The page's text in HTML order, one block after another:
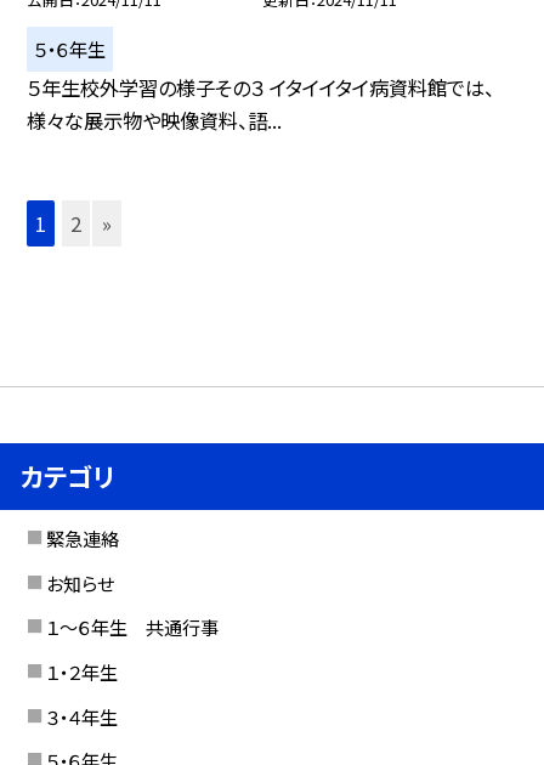
５・６年生
５年生校外学習の様子その３ イタイイタイ病資料館では、
様々な展示物や映像資料、語...
1 2 »
カテゴリ
緊急連絡
お知らせ
１〜６年生 共通行事
１・２年生
３・４年生